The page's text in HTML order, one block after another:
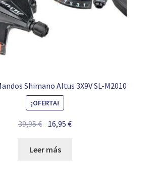
Shimano Altus 3X9V SL-M2010
¡OFERTA!
39,95€ El
original
16,95€El
Leer más